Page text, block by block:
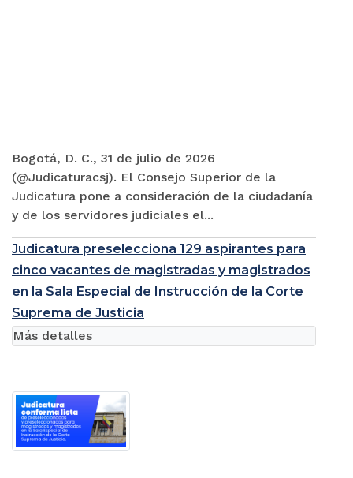
Bogotá, D. C., 31 de julio de 2026
(@Judicaturacsj). El Consejo Superior de la
Judicatura pone a consideración de la ciudadanía
y de los servidores judiciales el...
Judicatura preselecciona 129 aspirantes para
cinco vacantes de magistradas y magistrados
en la Sala Especial de Instrucción de la Corte
Suprema de Justicia
Más detalles